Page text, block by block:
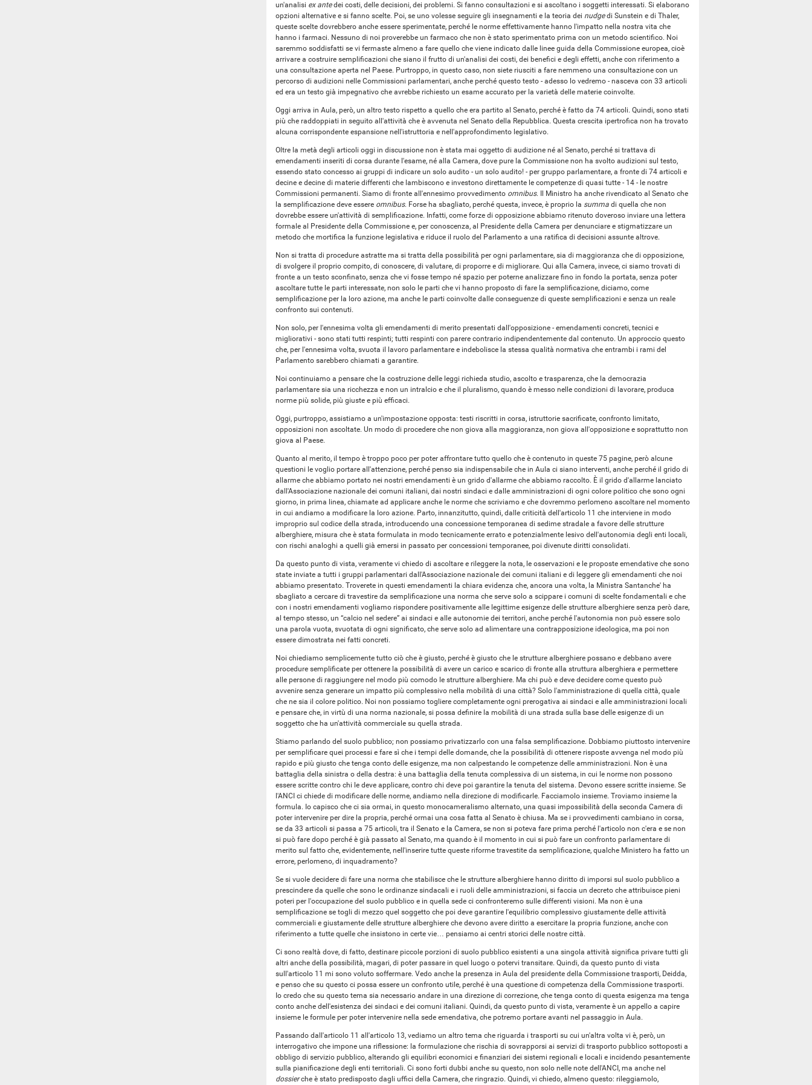
un'analisi ex antedei costi, delle decisioni, dei problemi. Si fanno consultazioni e si ascoltano i soggetti interessati. Si elaborano
opzioni alternative e si fanno scelte. Poi, se uno volesse seguire gli insegnamenti e la teoria dei nudgedi Sunstein e di Thaler,
queste scelte dovrebbero anche essere sperimentate, perché le norme effettivamente hanno l'impatto nella nostra vita che
hanno i farmaci. Nessuno di noi proverebbe un farmaco che non è stato sperimentato prima con un metodo scientifico. Noi
saremmo soddisfatti se vi fermaste almeno a fare quello che viene indicato dalle linee guida della Commissione europea, cioè
arrivare a costruire semplificazioni che siano il frutto di un'analisi dei costi, dei benefici e degli effetti, anche con riferimento a
una consultazione aperta nel Paese. Purtroppo, in questo caso, non siete riusciti a fare nemmeno una consultazione con un
percorso di audizioni nelle Commissioni parlamentari, anche perché questo testo - adesso lo vedremo - nasceva con 33 articoli
ed era un testo già impegnativo che avrebbe richiesto un esame accurato per la varietà delle materie coinvolte.
Oggi arriva in Aula, però, un altro testo rispetto a quello che era partito al Senato, perché è fatto da 74 articoli. Quindi, sono stati
più che raddoppiati in seguito all'attività che è avvenuta nel Senato della Repubblica. Questa crescita ipertrofica non ha trovato
alcuna corrispondente espansione nell'istruttoria e nell'approfondimento legislativo.
Oltre la metà degli articoli oggi in discussione non è stata mai oggetto di audizione né al Senato, perché si trattava di
emendamenti inseriti di corsa durante l'esame, né alla Camera, dove pure la Commissione non ha svolto audizioni sul testo,
essendo stato concesso ai gruppi di indicare un solo audito - un solo audito! - per gruppo parlamentare, a fronte di 74 articoli e
decine e decine di materie differenti che lambiscono e investono direttamente le competenze di quasi tutte - 14 - le nostre
Commissioni permanenti. Siamo di fronte all'ennesimo provvedimento omnibus. Il Ministro ha anche rivendicato al Senato che
la semplificazione deve essere omnibus. Forse ha sbagliato, perché questa, invece, è proprio la summa di quella che non
dovrebbe essere un'attività di semplificazione. Infatti, come forze di opposizione abbiamo ritenuto doveroso inviare una lettera
formale al Presidente della Commissione e, per conoscenza, al Presidente della Camera per denunciare e stigmatizzare un
metodo che mortifica la funzione legislativa e riduce il ruolo del Parlamento a una ratifica di decisioni assunte altrove.
Non si tratta di procedure astratte ma si tratta della possibilità per ogni parlamentare, sia di maggioranza che di opposizione,
di svolgere il proprio compito, di conoscere, di valutare, di proporre e di migliorare. Qui alla Camera, invece, ci siamo trovati di
fronte a un testo sconfinato, senza che vi fosse tempo né spazio per poterne analizzare fino in fondo la portata, senza poter
ascoltare tutte le parti interessate, non solo le parti che vi hanno proposto di fare la semplificazione, diciamo, come
semplificazione per la loro azione, ma anche le parti coinvolte dalle conseguenze di queste semplificazioni e senza un reale
confronto sui contenuti.
Non solo, per l'ennesima volta gli emendamenti di merito presentati dall'opposizione - emendamenti concreti, tecnici e
migliorativi - sono stati tutti respinti; tutti respinti con parere contrario indipendentemente dal contenuto. Un approccio questo
che, per l'ennesima volta, svuota il lavoro parlamentare e indebolisce la stessa qualità normativa che entrambi i rami del
Parlamento sarebbero chiamati a garantire.
Noi continuiamo a pensare che la costruzione delle leggi richieda studio, ascolto e trasparenza, che la democrazia
parlamentare sia una ricchezza e non un intralcio e che il pluralismo, quando è messo nelle condizioni di lavorare, produca
norme più solide, più giuste e più efficaci.
Oggi, purtroppo, assistiamo a un'impostazione opposta: testi riscritti in corsa, istruttorie sacrificate, confronto limitato,
opposizioni non ascoltate. Un modo di procedere che non giova alla maggioranza, non giova all'opposizione e soprattutto non
giova al Paese.
Quanto al merito, il tempo è troppo poco per poter affrontare tutto quello che è contenuto in queste 75 pagine, però alcune
questioni le voglio portare all'attenzione, perché penso sia indispensabile che in Aula ci siano interventi, anche perché il grido di
allarme che abbiamo portato nei nostri emendamenti è un grido d'allarme che abbiamo raccolto. È il grido d'allarme lanciato
dall'Associazione nazionale dei comuni italiani, dai nostri sindaci e dalle amministrazioni di ogni colore politico che sono ogni
giorno, in prima linea, chiamate ad applicare anche le norme che scriviamo e che dovremmo perlomeno ascoltare nel momento
in cui andiamo a modificare la loro azione. Parto, innanzitutto, quindi, dalle criticità dell'articolo 11 che interviene in modo
improprio sul codice della strada, introducendo una concessione temporanea di sedime stradale a favore delle strutture
alberghiere, misura che è stata formulata in modo tecnicamente errato e potenzialmente lesivo dell'autonomia degli enti locali,
con rischi analoghi a quelli già emersi in passato per concessioni temporanee, poi divenute diritti consolidati.
Da questo punto di vista, veramente vi chiedo di ascoltare e rileggere la nota, le osservazioni e le proposte emendative che sono
state inviate a tutti i gruppi parlamentari dall'Associazione nazionale dei comuni italiani e di leggere gli emendamenti che noi
abbiamo presentato. Troverete in questi emendamenti la chiara evidenza che, ancora una volta, la Ministra Santanche' ha
sbagliato a cercare di travestire da semplificazione una norma che serve solo a scippare i comuni di scelte fondamentali e che
con i nostri emendamenti vogliamo rispondere positivamente alle legittime esigenze delle strutture alberghiere senza però dare,
al tempo stesso, un “calcio nel sedere” ai sindaci e alle autonomie dei territori, anche perché l'autonomia non può essere solo
una parola vuota, svuotata di ogni significato, che serve solo ad alimentare una contrapposizione ideologica, ma poi non
essere dimostrata nei fatti concreti.
Noi chiediamo semplicemente tutto ciò che è giusto, perché è giusto che le strutture alberghiere possano e debbano avere
procedure semplificate per ottenere la possibilità di avere un carico e scarico di fronte alla struttura alberghiera e permettere
alle persone di raggiungere nel modo più comodo le strutture alberghiere. Ma chi può e deve decidere come questo può
avvenire senza generare un impatto più complessivo nella mobilità di una città? Solo l'amministrazione di quella città, quale
che ne sia il colore politico. Noi non possiamo togliere completamente ogni prerogativa ai sindaci e alle amministrazioni locali
e pensare che, in virtù di una norma nazionale, si possa definire la mobilità di una strada sulla base delle esigenze di un
soggetto che ha un'attività commerciale su quella strada.
Stiamo parlando del suolo pubblico; non possiamo privatizzarlo con una falsa semplificazione. Dobbiamo piuttosto intervenire
per semplificare quei processi e fare sì che i tempi delle domande, che la possibilità di ottenere risposte avvenga nel modo più
rapido e più giusto che tenga conto delle esigenze, ma non calpestando le competenze delle amministrazioni. Non è una
battaglia della sinistra o della destra: è una battaglia della tenuta complessiva di un sistema, in cui le norme non possono
essere scritte contro chi le deve applicare, contro chi deve poi garantire la tenuta del sistema. Devono essere scritte insieme. Se
l'ANCI ci chiede di modificare delle norme, andiamo nella direzione di modificarle. Facciamolo insieme. Troviamo insieme la
formula. Io capisco che ci sia ormai, in questo monocameralismo alternato, una quasi impossibilità della seconda Camera di
poter intervenire per dire la propria, perché ormai una cosa fatta al Senato è chiusa. Ma se i provvedimenti cambiano in corsa,
se da 33 articoli si passa a 75 articoli, tra il Senato e la Camera, se non si poteva fare prima perché l'articolo non c'era e se non
si può fare dopo perché è già passato al Senato, ma quando è il momento in cui si può fare un confronto parlamentare di
merito sul fatto che, evidentemente, nell'inserire tutte queste riforme travestite da semplificazione, qualche Ministero ha fatto un
errore, perlomeno, di inquadramento?
Se si vuole decidere di fare una norma che stabilisce che le strutture alberghiere hanno diritto di imporsi sul suolo pubblico a
prescindere da quelle che sono le ordinanze sindacali e i ruoli delle amministrazioni, si faccia un decreto che attribuisce pieni
poteri per l'occupazione del suolo pubblico e in quella sede ci confronteremo sulle differenti visioni. Ma non è una
semplificazione se togli di mezzo quel soggetto che poi deve garantire l'equilibrio complessivo giustamente delle attività
commerciali e giustamente delle strutture alberghiere che devono avere diritto a esercitare la propria funzione, anche con
riferimento a tutte quelle che insistono in certe vie… pensiamo ai centri storici delle nostre città.
Ci sono realtà dove, di fatto, destinare piccole porzioni di suolo pubblico esistenti a una singola attività significa privare tutti gli
altri anche della possibilità, magari, di poter passare in quel luogo o potervi transitare. Quindi, da questo punto di vista
sull'articolo 11 mi sono voluto soffermare. Vedo anche la presenza in Aula del presidente della Commissione trasporti, Deidda,
e penso che su questo ci possa essere un confronto utile, perché è una questione di competenza della Commissione trasporti.
Io credo che su questo tema sia necessario andare in una direzione di correzione, che tenga conto di questa esigenza ma tenga
conto anche dell'esistenza dei sindaci e dei comuni italiani. Quindi, da questo punto di vista, veramente è un appello a capire
insieme le formule per poter intervenire nella sede emendativa, che potremo portare avanti nel passaggio in Aula.
Passando dall'articolo 11 all'articolo 13, vediamo un altro tema che riguarda i trasporti su cui un'altra volta vi è, però, un
interrogativo che impone una riflessione: la formulazione che rischia di sovrapporsi ai servizi di trasporto pubblico sottoposti a
obbligo di servizio pubblico, alterando gli equilibri economici e finanziari dei sistemi regionali e locali e incidendo pesantemente
sulla pianificazione degli enti territoriali. Ci sono forti dubbi anche su questo, non solo nelle note dell'ANCI, ma anche nel
dossierche è stato predisposto dagli uffici della Camera, che ringrazio. Quindi, vi chiedo, almeno questo: rileggiamolo,